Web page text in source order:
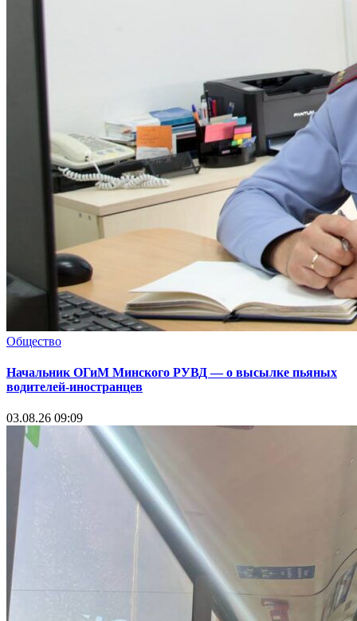
Общество
Начальник ОГиМ Минского РУВД — о высылке пьяных
водителей-иностранцев
03.08.26 09:09